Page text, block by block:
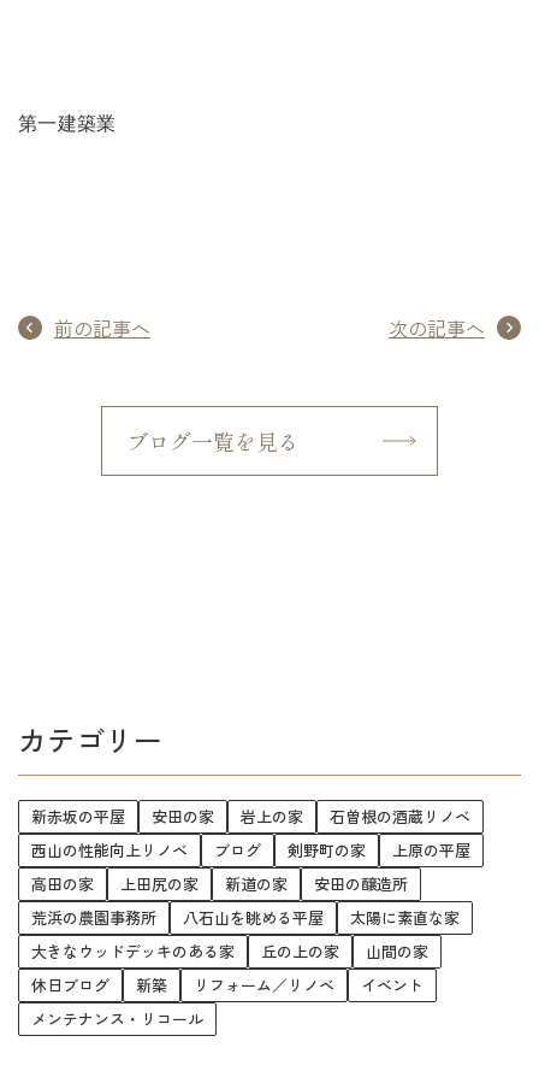
第一建築業
前の記事へ 次の記事へ
ブログ一覧を見る
カテゴリー
新赤坂の平屋 安田の家 岩上の家
石曽根の酒蔵リノベ
西山の性能向上リノベ
ブログ 剣野町の家
上原の平屋
高田の家
上田尻の家 新道の家
安田の醸造所
荒浜の農園事務所
八石山を眺める平屋
太陽に素直な家
大きなウッドデッキのある家
丘の上の家
山間の家
休日ブログ
新築 リフォーム／リノベ
イベント
メンテナンス・リコール